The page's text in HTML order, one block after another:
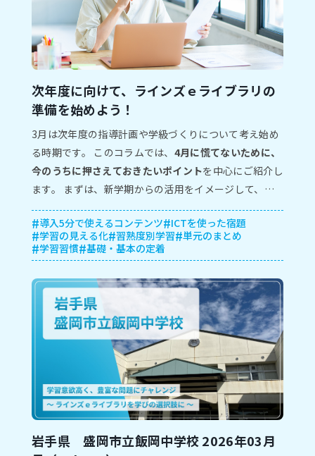
次年度に向けて、ラインズｅライブラリの
準備を始めよう！
3月は次年度の指導計画や学級づくりについて考え始め
る時期です。 このコラムでは、 4月に慌てないために、
今のうちに押さえておきたいポイントを中心にご紹介し
ます。 まずは、新学期からの活用をイメージして、年
次更新作業やタブレット学習のルールづくりなど今の時
期から準備を始めましょう。
本題に入る前にラインズｅライブラリのサービス概要に
ついて知りたい方は、以下のリンクから概要ページをご
覧いただけます。
児童生徒メニューの概要を見る
導入5分で使えるコンテンツ
ICTを使った宿題
学習の見える化 習熟度別学習 単元のまとめ
学習習慣 基礎・基本の定着
岩⼿県 盛岡市⽴飯岡中学校 2026年03月